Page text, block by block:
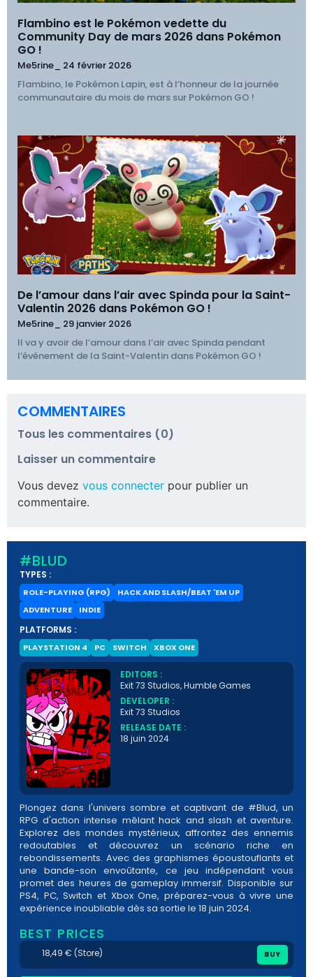
Flambino est le Pokémon vedette du
Community Day de mars 2026 dans Pokémon
GO !
Me5rine_ 24 février 2026
Flambino, le Pokémon Lapin, est à l’honneur de la journée
communautaire du mois de mars sur Pokémon GO !
De l’amour dans l’air avec Spinda pour la Saint-
Valentin 2026 dans Pokémon GO !
Me5rine_ 29 janvier 2026
Il va y avoir de l’amour dans l’air avec Spinda pendant
l’événement de la Saint-Valentin dans Pokémon GO !
COMMENTAIRES
Tous les commentaires (0)
Laisser un commentaire
Vous devez vous connecter pour publier un
commentaire.
#BLUD
TYPES :
ROLE-PLAYING (RPG)
HACK AND SLASH/BEAT 'EM UP
ADVENTURE
INDIE
PLATFORMS :
PLAYSTATION 4 PC SWITCH XBOX ONE
EDITORS :
Exit 73 Studios, Humble Games
DEVELOPER :
Exit 73 Studios
RELEASE DATE :
18 juin 2024
Plongez dans l'univers sombre et captivant de #Blud, un
RPG d'action intense mêlant hack and slash et aventure.
Explorez des mondes mystérieux, affrontez des ennemis
redoutables et découvrez un scénario riche en
rebondissements. Avec des graphismes époustouflants et
une bande-son envoûtante, ce jeu indépendant vous
promet des heures de gameplay immersif. Disponible sur
PS4, PC, Switch et Xbox One, préparez-vous à vivre une
expérience inoubliable dès sa sortie le 18 juin 2024.
BEST PRICES
18,49 € (Store) BUY